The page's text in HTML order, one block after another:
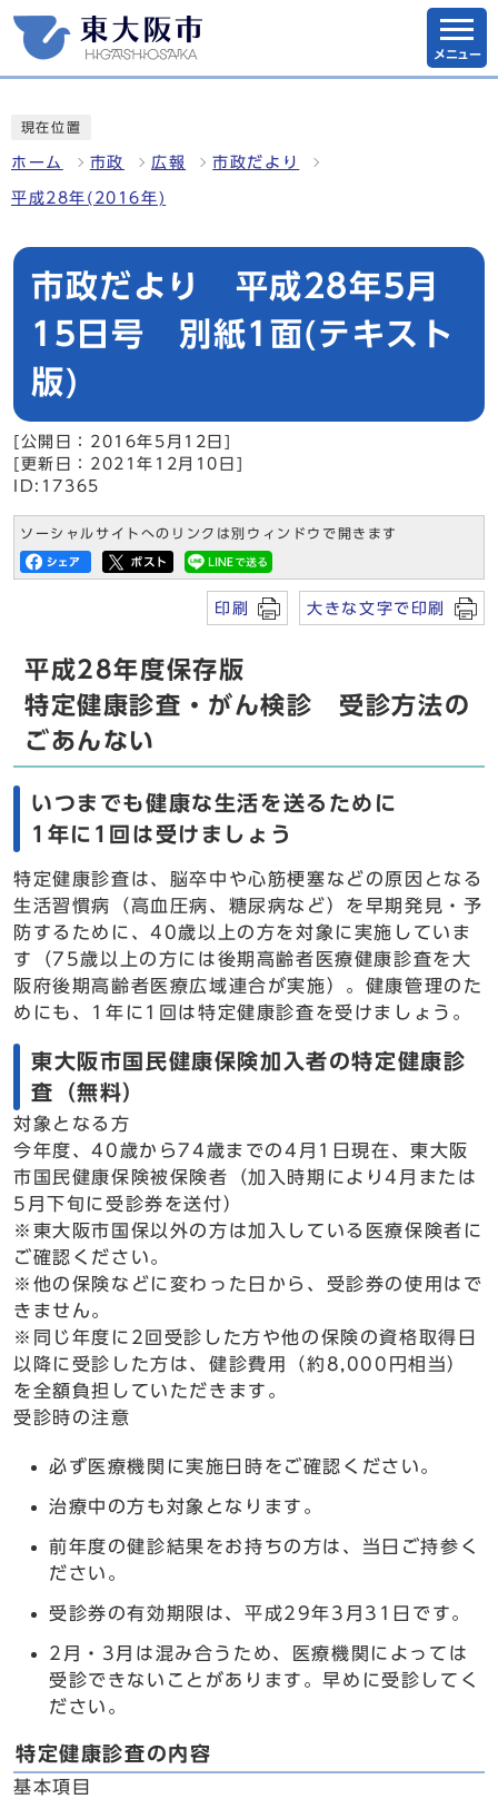
メニュー
現在位置
ホーム 市政 広報 市政だより
平成28年(2016年)
市政だより 平成28年5月
15日号 別紙1面(テキスト
版)
[公開日：2016年5月12日]
[更新日：2021年12月10日]
ID:17365
ソーシャルサイトへのリンクは別ウィンドウで開きます
印刷 大きな文字で印刷
平成28年度保存版
特定健康診査・がん検診 受診方法の
ごあんない
いつまでも健康な生活を送るために
1年に1回は受けましょう
特定健康診査は、脳卒中や心筋梗塞などの原因となる
生活習慣病（高血圧病、糖尿病など）を早期発見・予
防するために、40歳以上の方を対象に実施していま
す（75歳以上の方には後期高齢者医療健康診査を大
阪府後期高齢者医療広域連合が実施）。健康管理のた
めにも、1年に1回は特定健康診査を受けましょう。
東大阪市国民健康保険加入者の特定健康診
査（無料）
対象となる方
今年度、40歳から74歳までの4月1日現在、東大阪
市国民健康保険被保険者（加入時期により4月または
5月下旬に受診券を送付）
※東大阪市国保以外の方は加入している医療保険者に
ご確認ください。
※他の保険などに変わった日から、受診券の使用はで
きません。
※同じ年度に2回受診した方や他の保険の資格取得日
以降に受診した方は、健診費用（約8,000円相当）
を全額負担していただきます。
受診時の注意
必ず医療機関に実施日時をご確認ください。
治療中の方も対象となります。
前年度の健診結果をお持ちの方は、当日ご持参く
ださい。
受診券の有効期限は、平成29年3月31日です。
2月・3月は混み合うため、医療機関によっては
受診できないことがあります。早めに受診してく
ださい。
特定健康診査の内容
基本項目